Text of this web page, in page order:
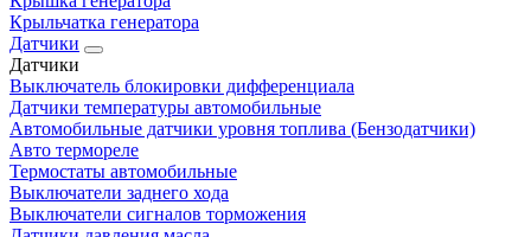
Крыльчатка генератора
Датчики
Датчики
Выключатель блокировки дифференциала
Датчики температуры автомобильные
Автомобильные датчики уровня топлива (Бензодатчики)
Авто термореле
Термостаты автомобильные
Выключатели заднего хода
Выключатели сигналов торможения